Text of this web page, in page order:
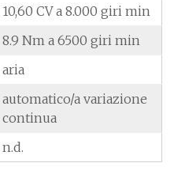
10,60 CV a 8.000 giri min
8.9 Nm a 6500 giri min
aria
automatico/a variazione
continua
n.d.